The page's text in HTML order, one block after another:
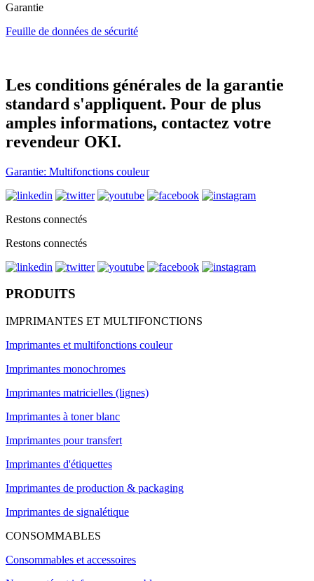
Garantie
Feuille de données de sécurité
Les conditions générales de la garantie
standard s'appliquent. Pour de plus
amples informations, contactez votre
revendeur OKI.
Garantie: Multifonctions couleur
Restons connectés
Restons connectés
PRODUITS
IMPRIMANTES ET MULTIFONCTIONS
Imprimantes et multifonctions couleur
Imprimantes monochromes
Imprimantes matricielles (lignes)
Imprimantes à toner blanc
Imprimantes pour transfert
Imprimantes d'étiquettes
Imprimantes de production & packaging
Imprimantes de signalétique
CONSOMMABLES
Consommables et accessoires